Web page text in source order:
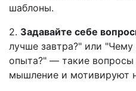
шаблоны.
2. Задавайте себе
лучше завтра?" или "Чему
опыта?" — такие вопросы
мышление и мотивируют